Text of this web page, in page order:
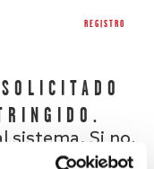
REGISTRO
sistema. Si no,